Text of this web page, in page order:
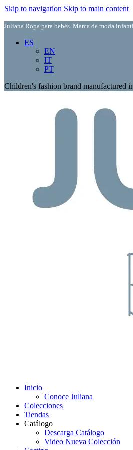
Skip to navigation Skip to main content
Juliana Ropa para bebés. Marca de moda
ES
EN
IT
PT
Children's fashion brand manufactured
Inicio
Conoce Juliana
Colecciones
Tiendas
Catálogo
Descarga Catálogo
Video Nueva Colección